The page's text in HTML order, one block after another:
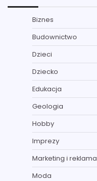
Biznes
Budownictwo
Dzieci
Dziecko
Edukacja
Geologia
Hobby
Imprezy
Marketing i reklama
Moda